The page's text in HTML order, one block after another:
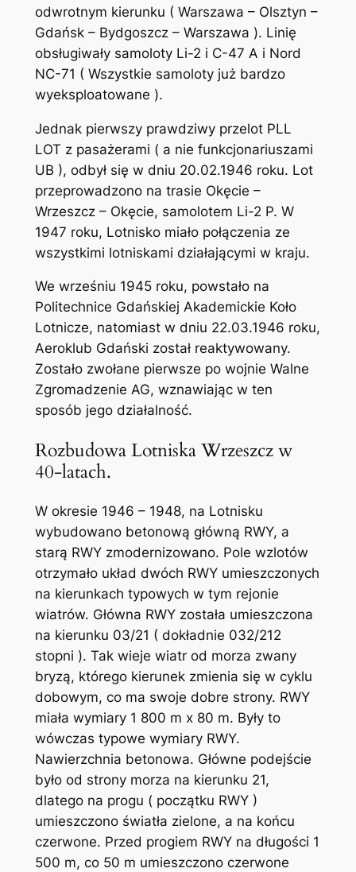
odwrotnym kierunku ( Warszawa – Olsztyn –
Gdańsk – Bydgoszcz – Warszawa ). Linię
obsługiwały samoloty Li-2 i C-47 A i Nord
NC-71 ( Wszystkie samoloty już bardzo
wyeksploatowane ).
Jednak pierwszy prawdziwy przelot PLL
LOT z pasażerami ( a nie funkcjonariuszami
UB ), odbył się w dniu 20.02.1946 roku. Lot
przeprowadzono na trasie Okęcie –
Wrzeszcz – Okęcie, samolotem Li-2 P. W
1947 roku, Lotnisko miało połączenia ze
wszystkimi lotniskami działającymi w kraju.
We wrześniu 1945 roku, powstało na
Politechnice Gdańskiej Akademickie Koło
Lotnicze, natomiast w dniu 22.03.1946 roku,
Aeroklub Gdański został reaktywowany.
Zostało zwołane pierwsze po wojnie Walne
Zgromadzenie AG, wznawiając w ten
sposób jego działalność.
Rozbudowa Lotniska Wrzeszcz w
40-latach.
W okresie 1946 – 1948, na Lotnisku
wybudowano betonową główną RWY, a
starą RWY zmodernizowano. Pole wzlotów
otrzymało układ dwóch RWY umieszczonych
na kierunkach typowych w tym rejonie
wiatrów. Główna RWY została umieszczona
na kierunku 03/21 ( dokładnie 032/212
stopni ). Tak wieje wiatr od morza zwany
bryzą, którego kierunek zmienia się w cyklu
dobowym, co ma swoje dobre strony. RWY
miała wymiary 1 800 m x 80 m. Były to
wówczas typowe wymiary RWY.
Nawierzchnia betonowa. Główne podejście
było od strony morza na kierunku 21,
dlatego na progu ( początku RWY )
umieszczono światła zielone, a na końcu
czerwone. Przed progiem RWY na długości 1
500 m, co 50 m umieszczono czerwone